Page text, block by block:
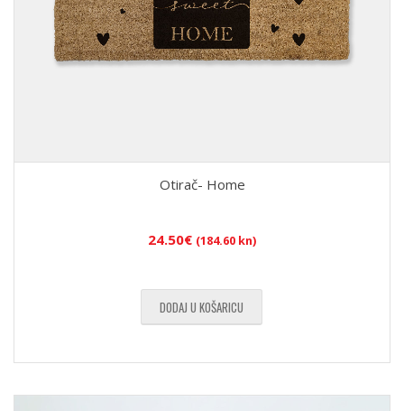
Otirač- Home
24.50€ (184.60 kn)
DODAJ U KOŠARICU